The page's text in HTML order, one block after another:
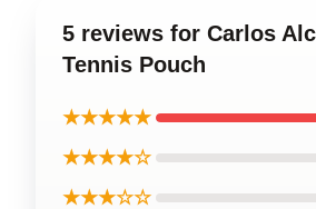
5 reviews for Carlos
Tennis Pouch
★★★★★
★★★★☆
★★★☆☆